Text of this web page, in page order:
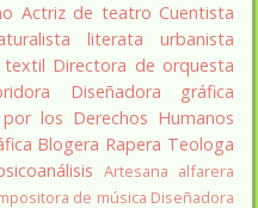
Actriz de teatro Cuentista
literata
urbanista
textil Directora de orquesta
Diseñadora gráfica
los Derechos Humanos
Blogera Rapera Teologa
Artesana alfarera
de música Diseñadora